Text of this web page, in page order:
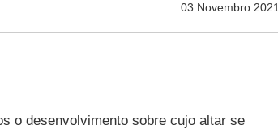
03 Novembro 2021
o desenvolvimento sobre cujo altar se